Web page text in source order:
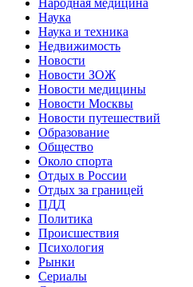
Народная медицина
Наука
Наука и техника
Недвижимость
Новости
Новости ЗОЖ
Новости медицины
Новости Москвы
Новости путешествий
Образование
Общество
Около спорта
Отдых в России
Отдых за границей
ПДД
Политика
Происшествия
Психология
Рынки
Сериалы